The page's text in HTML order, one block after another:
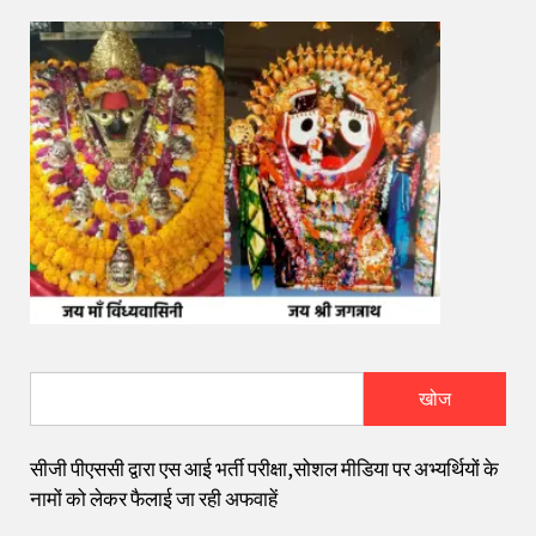
खोज
सीजी पीएससी द्वारा एस आई भर्ती परीक्षा,सोशल मीडिया पर अभ्यर्थियों के
नामों को लेकर फैलाई जा रही अफवाहें